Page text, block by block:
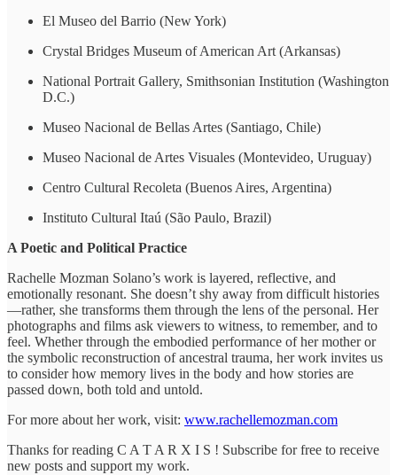
El Museo del Barrio (New York)
Crystal Bridges Museum of American Art (Arkansas)
National Portrait Gallery, Smithsonian Institution (Washington
D.C.)
Museo Nacional de Bellas Artes (Santiago, Chile)
Museo Nacional de Artes Visuales (Montevideo, Uruguay)
Centro Cultural Recoleta (Buenos Aires, Argentina)
Instituto Cultural Itaú (São Paulo, Brazil)
A Poetic and Political Practice
Rachelle Mozman Solano’s work is layered, reflective, and
emotionally resonant. She doesn’t shy away from difficult histories
—rather, she transforms them through the lens of the personal. Her
photographs and films ask viewers to witness, to remember, and to
feel. Whether through the embodied performance of her mother or
the symbolic reconstruction of ancestral trauma, her work invites us
to consider how memory lives in the body and how stories are
passed down, both told and untold.
For more about her work, visit: www.rachellemozman.com
Thanks for reading C A T A R X I S ! Subscribe for free to receive
new posts and support my work.